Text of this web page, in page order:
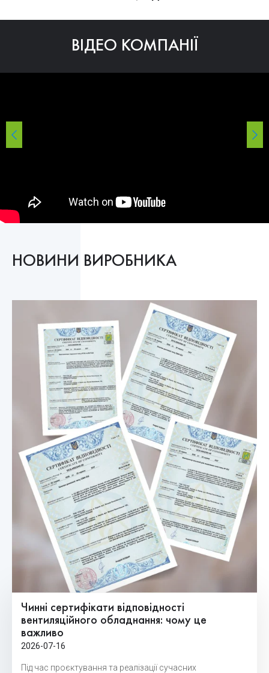
ВІДЕО КОМПАНІЇ
НОВИНИ ВИРОБНИКА
Чинні сертифікати відповідності
вентиляційного обладнання: чому це
важливо
2026-07-16
Під час проєктування та реалізації сучасних